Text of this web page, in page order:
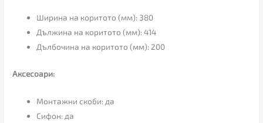
Ширина на коритото (мм): 380
Дължина на коритото (мм): 414
Дълбочина на коритото (мм): 200
Аксесоари:
Монтажни скоби: да
Сифон: да